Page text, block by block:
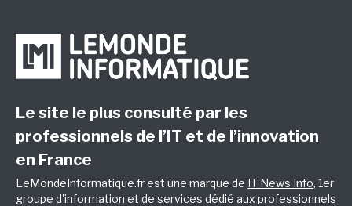
Le site le plus consulté par les
professionnels de l’IT et de l’innovation
en France
LeMondeInformatique.fr est une marque de IT News Info, 1er
groupe d'information et de services dédié aux professionnels